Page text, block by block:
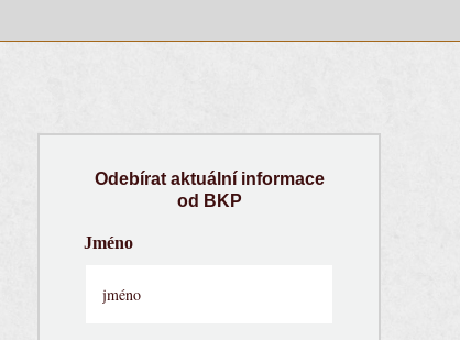
Odebírat aktuální informace
od BKP
Jméno